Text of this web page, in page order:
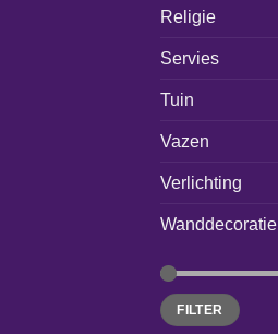
Religie
Servies
Tuin
Vazen
Verlichting
Wanddecoratie
Min.
prijs
Max.
prijsFILTER